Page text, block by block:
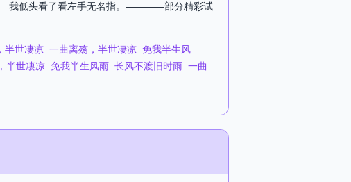
低头看了看左手无名指。————部分精彩试
半世凄凉 一曲离殇，半世凄凉 免我半生风
半世凄凉 免我半生风雨 长风不渡旧时雨 一曲